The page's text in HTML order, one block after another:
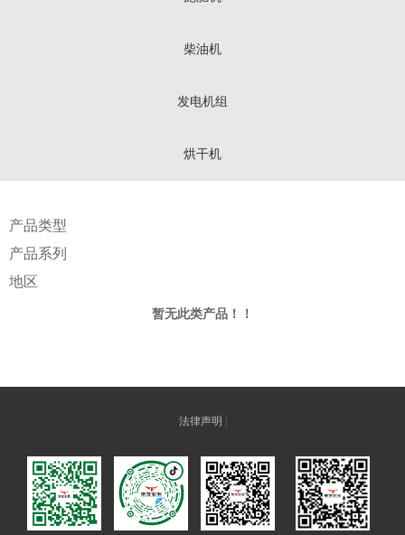
柴油机
发电机组
烘干机
产品类型
产品系列
地区
暂无此类产品！！
法律声明